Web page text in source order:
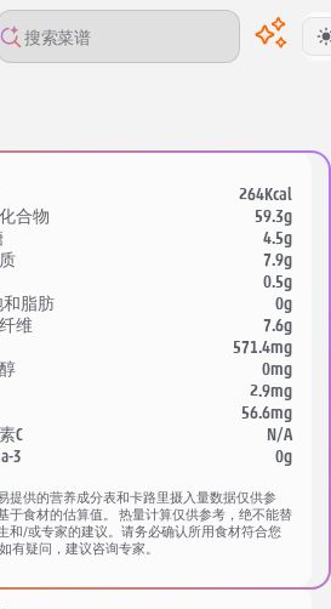
264Kcal
合物 59.3g
4.5g
7.9g
0.5g
和脂肪 0g
维 7.6g
571.4mg
0mg
2.9mg
56.6mg
C N/A
3 0g
提供的营养成分表和卡路里摄入量数据仅供参
于食材的估算值。 热量计算仅供参考，绝不能替
和/或专家的建议。请务必确认所用食材符合您
有疑问，建议咨询专家。